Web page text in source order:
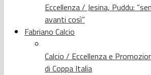
Eccellenza / Jesina, Puddu:
avanti così”
Fabriano Calcio
Calcio / Eccellenza e
di Coppa Italia